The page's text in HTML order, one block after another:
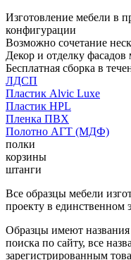
Изготовление мебели в
конфигурации
Возможно сочетание
Декор и отделку
Бесплатная сборка в
ЛДСП
Пластик Alvic Luxe
Пластик HPL
Пленка ПВХ
Полотно АГТ (МДФ)
полки
корзины
штанги
Все образцы мебели
проекту в единственном
Образцы имеют названия
поиска по сайту, все
зарегистрированным